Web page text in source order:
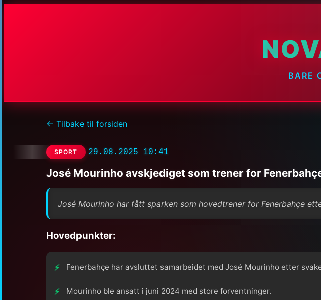
BARE
← Tilbake til forsiden
SPORT 29.08.2025 10:41
José Mourinho avskjediget som trener for
José Mourinho har fått sparken som hovedtrener for Fenerbahçe
Hovedpunkter:
Fenerbahçe har avsluttet samarbeidet med José Mourinho etter
Mourinho ble ansatt i juni 2024 med store forventninger.